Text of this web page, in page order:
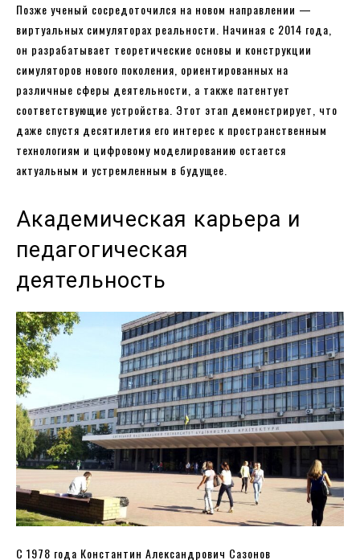
Позже ученый сосредоточился на новом направлении —
виртуальных симуляторах реальности. Начиная с 2014 года,
он разрабатывает теоретические основы и конструкции
симуляторов нового поколения, ориентированных на
различные сферы деятельности, а также патентует
соответствующие устройства. Этот этап демонстрирует, что
даже спустя десятилетия его интерес к пространственным
технологиям и цифровому моделированию остается
актуальным и устремленным в будущее.
Академическая карьера и
педагогическая
деятельность
С 1978 года Константин Александрович Сазонов